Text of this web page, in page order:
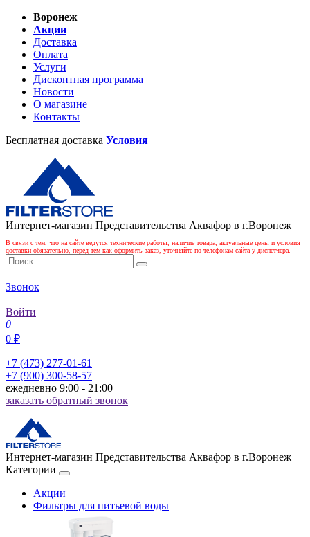
Воронеж
Акции
Доставка
Оплата
Услуги
Дисконтная программа
Новости
О магазине
Контакты
Бесплатная доставка Условия
Интернет-магазин Представительства Аквафор в г.Воронеж
В связи с тем, что на сайте ведутся технические работы, наличие товара, актуальные цены и условия
доставки обязательно, перед тем как оформить заказ, уточняйте по телефонам сайта у диспетчера.
Звонок
Войти
0
0 ₽
+7 (473) 277-01-61
+7 (900) 300-58-57
ежедневно 9:00 - 21:00
заказать обратный звонок
Интернет-магазин Представительства Аквафор в г.Воронеж
Категории
Акции
Фильтры для питьевой воды